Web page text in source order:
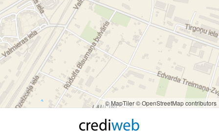
© MapTiler© OpenStreetMap contributors